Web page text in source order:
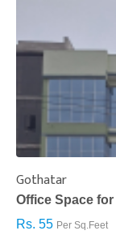
Gothatar
Office Space
Rs. 55 Per Sq.Feet